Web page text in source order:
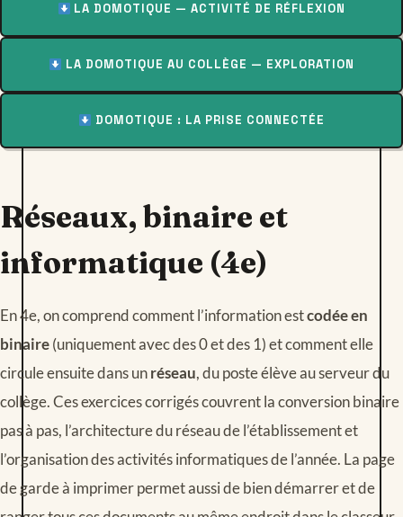
LA DOMOTIQUE — ACTIVITÉ DE RÉFLEXION
LA DOMOTIQUE AU COLLÈGE — EXPLORATION
DOMOTIQUE : LA PRISE CONNECTÉE
Réseaux, binaire et
informatique (4e)
En 4e, on comprend comment l’information estcodée en
binaire(uniquement avec des 0 et des 1) et comment elle
circule ensuite dans unréseau, du poste élève au serveur du
collège. Ces exercices corrigés couvrent la conversion binaire
pas à pas, l’architecture du réseau de l’établissement et
l’organisation des activités informatiques de l’année. La page
de garde à imprimer permet aussi de bien démarrer et de